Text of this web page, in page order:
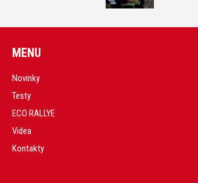
MENU
Novinky
Testy
ECO RALLYE
Videa
Kontakty